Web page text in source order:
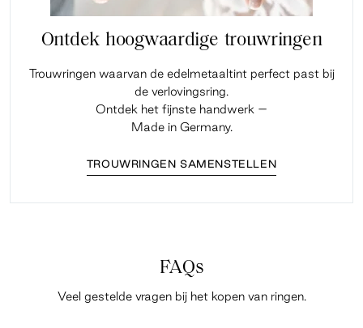
Ontdek hoogwaardige trouwringen
Trouwringen waarvan de edelmetaaltint perfect past bij
de verlovingsring.
Ontdek het fijnste handwerk –
Made in Germany.
TROUWRINGEN SAMENSTELLEN
FAQs
Veel gestelde vragen bij het kopen van ringen.